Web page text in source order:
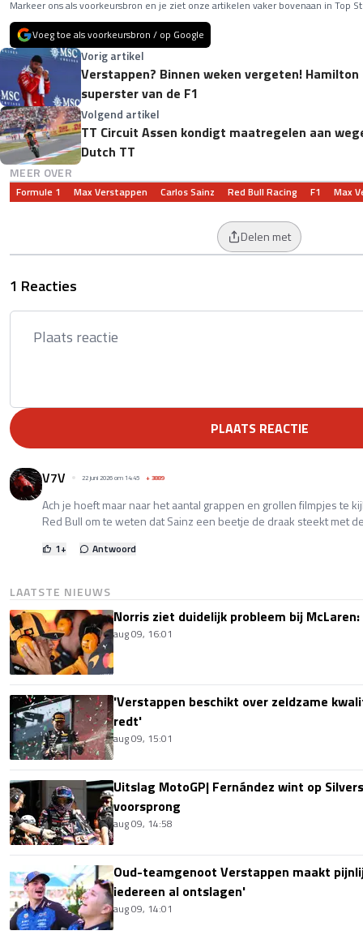
Markeer ons als voorkeursbron en je ziet onze artikelen vaker bovenaan in Top
Voeg toe als voorkeursbron / op Google
Vorig artikel
Verstappen? Binnen weken vergeten!
superster van de F1
Volgend artikel
TT Circuit Assen kondigt maatregelen aan
Dutch TT
MEER OVER
Formule 1 Max Verstappen Carlos Sainz Red Bull Racing F1 Max
Delen met
1 Reacties
PLAATS REACTIE
V7V 22 juni 2026 om 14:45 +3889
Ach je hoeft maar naar het aantal grappen en grollen filmpjes te
Red Bull om te weten dat Sainz een beetje de draak steekt met
1+ Antwoord
LAATSTE NIEUWS
Norris ziet duidelijk probleem bij
aug 09, 16:01
'Verstappen beschikt over zeldzame
redt'
aug 09, 15:01
Uitslag MotoGP| Fernández wint op
voorsprong
aug 09, 14:58
Oud-teamgenoot Verstappen maakt
iedereen al ontslagen'
aug 09, 14:01